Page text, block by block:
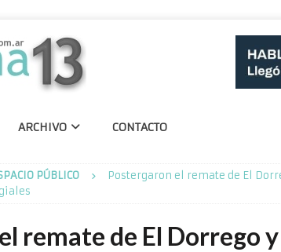
ARCHIVO CONTACTO
PÚBLICO
Postergaron el remate de El
remate de El Dorrego